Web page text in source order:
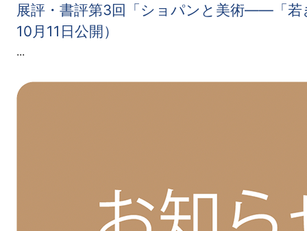
展評・書評第3回「ショパンと美術——「
10月11日公開）
...